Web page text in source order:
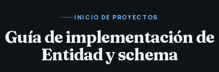
INICIO DE PROYECTOS
Guía de implementación de
Entidad y schema